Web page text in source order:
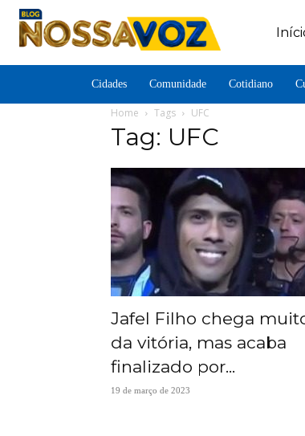
Cidades Comunidade Cotidiano
Home Tags UFC
Tag: UFC
Jafel Filho chega
da vitória, mas acaba
finalizado por...
19 de março de 2023